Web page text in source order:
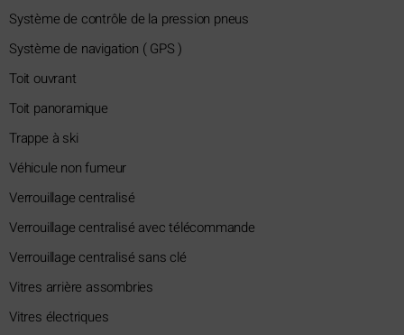
Système de contrôle de la pression pneus
Système de navigation ( GPS )
Toit ouvrant
Toit panoramique
Trappe à ski
Véhicule non fumeur
Verrouillage centralisé
Verrouillage centralisé avec télécommande
Verrouillage centralisé sans clé
Vitres arrière assombries
Vitres électriques